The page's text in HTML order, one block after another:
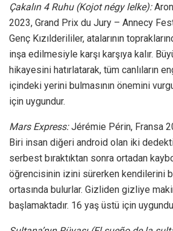
Çakalın 4 Ruhu (Kojot négy lelke):
2023, Grand Prix du Jury – Annecy
Genç Kızılderililer, atalarının
inşa edilmesiyle karşı karşıya kalır.
hikayesini hatırlatarak, tüm canlıların
içindeki yerini bulmasının önemini
için uygundur.
Mars Express:Jérémie Périn, Fransa
Biri insan diğeri android olan iki
serbest bıraktıktan sonra ortadan
öğrencisinin izini sürerken kendilerini
ortasında bulurlar. Gizliden gizliye
başlamaktadır. 16 yaş üstü için